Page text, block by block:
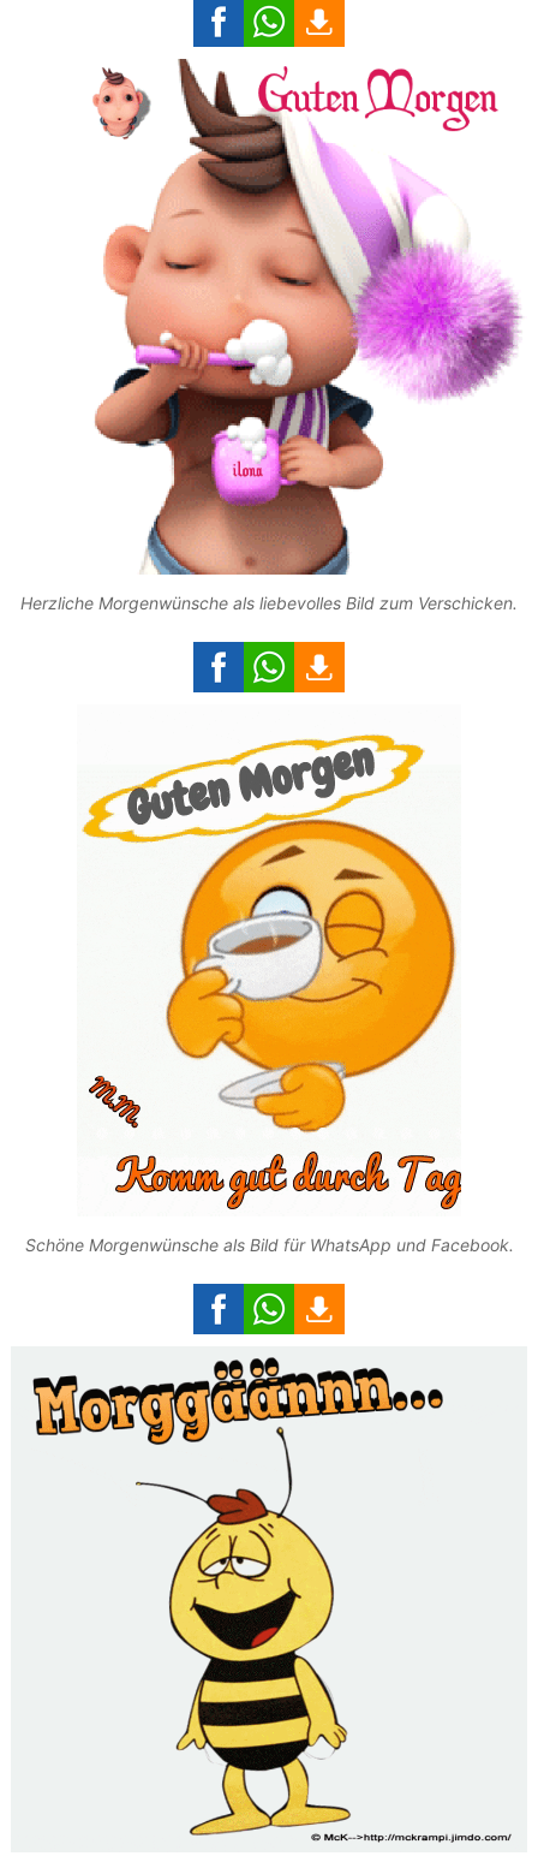
Herzliche Morgenwünsche als liebevolles Bild zum Verschicken.
Schöne Morgenwünsche als Bild für WhatsApp und Facebook.